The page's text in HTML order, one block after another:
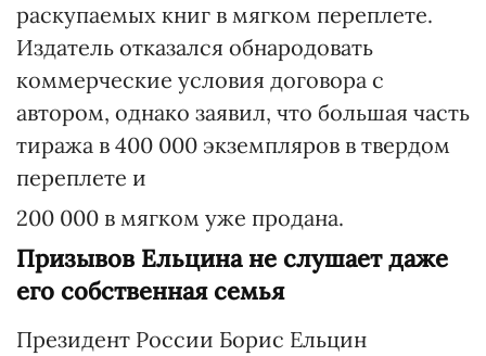
раскупаемых книг в мягком переплете.
Издатель отказался обнародовать
коммерческие условия договора с
автором, однако заявил, что большая часть
тиража в 400 000 экземпляров в твердом
переплете и
200 000 в мягком уже продана.
Призывов Ельцина не слушает даже
его собственная семья
Президент России Борис Ельцин